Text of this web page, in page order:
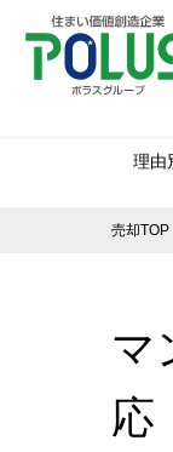
理由
売却TOP
マ
応